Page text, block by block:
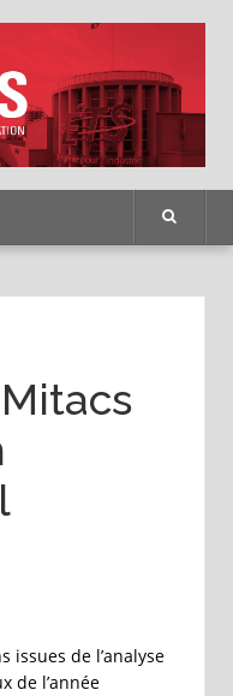
issues de l’analyse
de l’année